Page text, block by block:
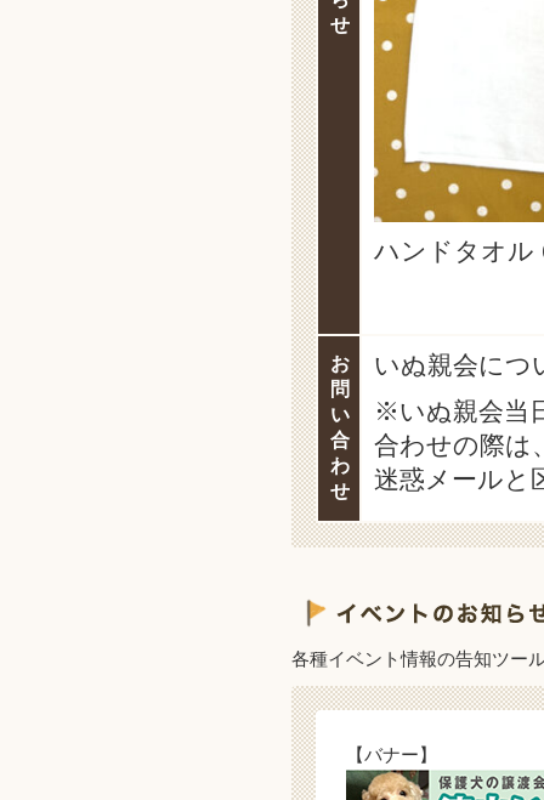
せ
ハンドタオル
お
問
い
合
わ
せ
いぬ親会につ
※いぬ親会当
合わせの際は
迷惑メールと
各種イベント情報の告知ツー
【バナー】